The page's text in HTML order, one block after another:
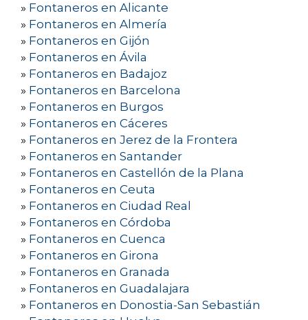
» Fontaneros en Alicante
» Fontaneros en Almería
» Fontaneros en Gijón
» Fontaneros en Ávila
» Fontaneros en Badajoz
» Fontaneros en Barcelona
» Fontaneros en Burgos
» Fontaneros en Cáceres
» Fontaneros en Jerez de la Frontera
» Fontaneros en Santander
» Fontaneros en Castellón de la Plana
» Fontaneros en Ceuta
» Fontaneros en Ciudad Real
» Fontaneros en Córdoba
» Fontaneros en Cuenca
» Fontaneros en Girona
» Fontaneros en Granada
» Fontaneros en Guadalajara
» Fontaneros en Donostia-San Sebastián